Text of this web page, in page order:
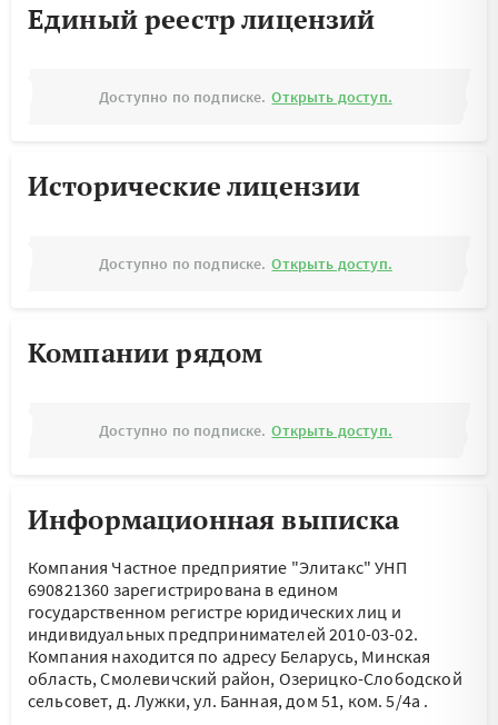
Единый реестр лицензий
Доступно по подписке. Открыть доступ.
Исторические лицензии
Доступно по подписке. Открыть доступ.
Компании рядом
Доступно по подписке. Открыть доступ.
Информационная выписка
Компания Частное предприятие "Элитакс" УНП
690821360 зарегистрирована в едином
государственном регистре юридических лиц и
индивидуальных предпринимателей 2010-03-02.
Компания находится по адресу Беларусь, Минская
область, Смолевичский район, Озерицко-Слободской
сельсовет, д. Лужки, ул. Банная, дом 51, ком. 5/4а .